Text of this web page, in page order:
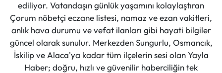
ediliyor. Vatandaşın günlük yaşamını kolaylaştıran
Çorum nöbetçi eczane listesi, namaz ve ezan vakitleri,
anlık hava durumu ve vefat ilanları gibi hayati bilgiler
güncel olarak sunulur. Merkezden Sungurlu, Osmancık,
İskilip ve Alaca'ya kadar tüm ilçelerin sesi olan Yayla
Haber; doğru, hızlı ve güvenilir haberciliğin tek